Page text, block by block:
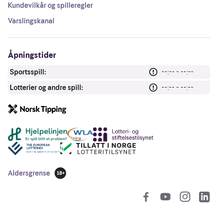
Kundevilkår og spilleregler
Varslingskanal
Åpningstider
Sportsspill:
--:-- - --:--
Lotterier og andre spill:
--:-- - --:--
Andre lenker
Aldersgrense
18 år